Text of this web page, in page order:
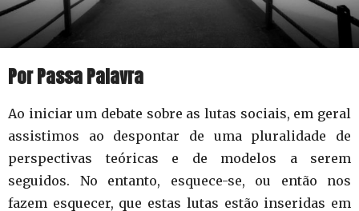
Por Passa Palavra
Ao iniciar um debate sobre as lutas sociais, em geral
assistimos ao despontar de uma pluralidade de
perspectivas teóricas e de modelos a serem
seguidos. No entanto, esquece-se, ou então nos
fazem esquecer, que estas lutas estão inseridas em